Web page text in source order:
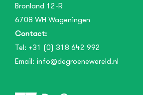
Bronland 12-R
6708 WH Wageningen
Contact:
Tel: +31 (0) 318 642 992
Email: info@degroenewereld.nl